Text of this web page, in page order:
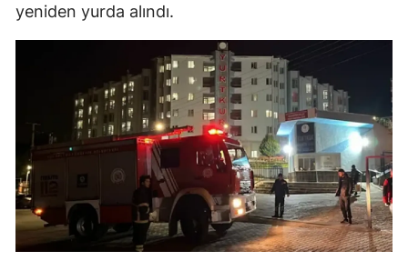
yeniden yurda alındı.